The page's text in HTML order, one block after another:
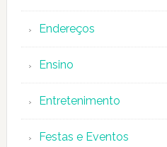
Endereços
Ensino
Entretenimento
Festas e Eventos